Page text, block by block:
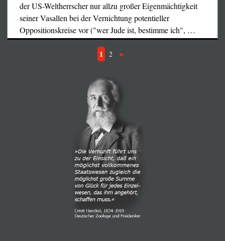
der US-Weltherrscher nur allzu großer Eigenmächtigkeit
seiner Vasallen bei der Vernichtung potentieller
Oppositionskreise vor ("wer Jude ist, bestimme ich", …
1 2